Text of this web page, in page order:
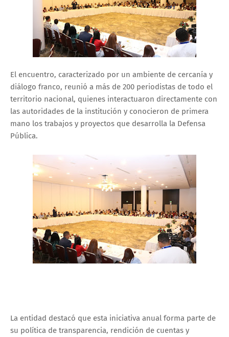
El encuentro, caracterizado por un ambiente de cercanía y
diálogo franco, reunió a más de 200 periodistas de todo el
territorio nacional, quienes interactuaron directamente con
las autoridades de la institución y conocieron de primera
mano los trabajos y proyectos que desarrolla la Defensa
Pública.
La entidad destacó que esta iniciativa anual forma parte de
su política de transparencia, rendición de cuentas y